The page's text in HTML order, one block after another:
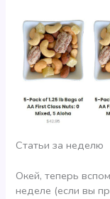
Статьи за неделю
Окей, теперь
неделе (если вы